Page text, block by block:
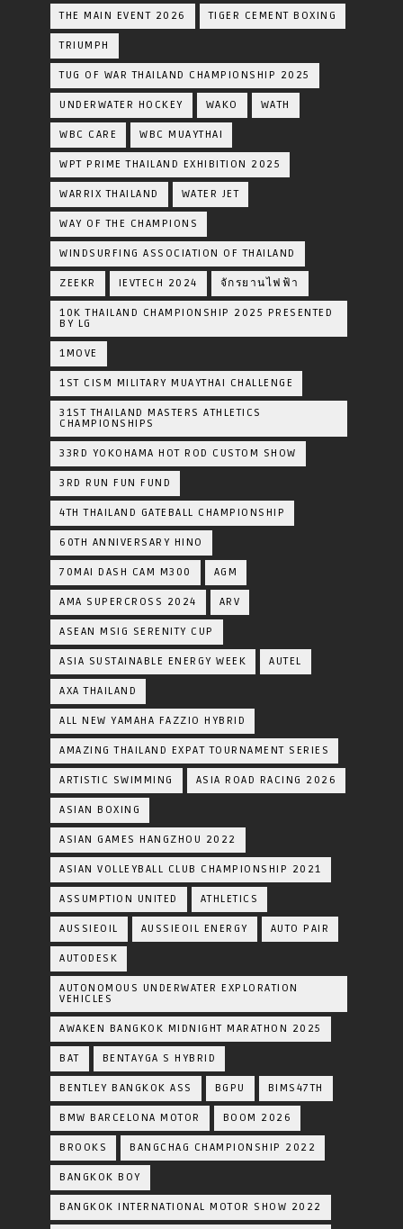
THE MAIN EVENT 2026 TIGER CEMENT BOXING
TRIUMPH
TUG OF WAR THAILAND CHAMPIONSHIP 2025
UNDERWATER HOCKEY WAKO WATH
WBC CARE WBC MUAYTHAI
WPT PRIME THAILAND EXHIBITION 2025
WARRIX THAILAND WATER JET
WAY OF THE CHAMPIONS
WINDSURFING ASSOCIATION OF THAILAND
ZEEKR IEVTECH 2024 จักรยานไฟฟ้า
10K THAILAND CHAMPIONSHIP 2025 PRESENTED
BY LG
1MOVE
1ST CISM MILITARY MUAYTHAI CHALLENGE
31ST THAILAND MASTERS ATHLETICS
CHAMPIONSHIPS
33RD YOKOHAMA HOT ROD CUSTOM SHOW
3RD RUN FUN FUND
4TH THAILAND GATEBALL CHAMPIONSHIP
60TH ANNIVERSARY HINO
70MAI DASH CAM M300 AGM
AMA SUPERCROSS 2024 ARV
ASEAN MSIG SERENITY CUP
ASIA SUSTAINABLE ENERGY WEEK AUTEL
AXA THAILAND
ALL NEW YAMAHA FAZZIO HYBRID
AMAZING THAILAND EXPAT TOURNAMENT SERIES
ARTISTIC SWIMMING ASIA ROAD RACING 2026
ASIAN BOXING
ASIAN GAMES HANGZHOU 2022
ASIAN VOLLEYBALL CLUB CHAMPIONSHIP 2021
ASSUMPTION UNITED ATHLETICS
AUSSIEOIL AUSSIEOIL ENERGY AUTO PAIR
AUTODESK
AUTONOMOUS UNDERWATER EXPLORATION
VEHICLES
AWAKEN BANGKOK MIDNIGHT MARATHON 2025
BAT BENTAYGA S HYBRID
BENTLEY BANGKOK ASS BGPU BIMS47TH
BMW BARCELONA MOTOR BOOM 2026
BROOKS BANGCHAG CHAMPIONSHIP 2022
BANGKOK BOY
BANGKOK INTERNATIONAL MOTOR SHOW 2022